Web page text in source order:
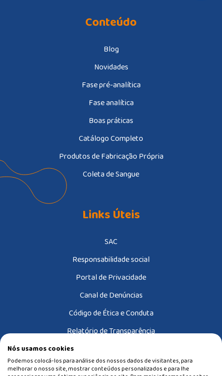
Conteúdo
Blog
Novidades
Fase pré-analítica
Fase analítica
Boas práticas
Catálogo Completo
Produtos de Fabricação Própria
Coleta de Sangue
Links Úteis
SAC
Responsabilidade social
Portal de Privacidade
Canal de Denúncias
Código de Ética e Conduta
Relatório de Transparência
Nós usamos cookies
Podemos colocá-los para análise dos nossos dados de visitantes, para
melhorar o nosso site, mostrar conteúdos personalizados e para lhe